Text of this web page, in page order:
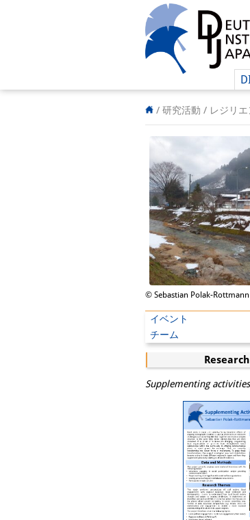
/ 研究活動 / レジリ
© Sebastian Polak-Rottmann
イベント
チーム
Supplementing